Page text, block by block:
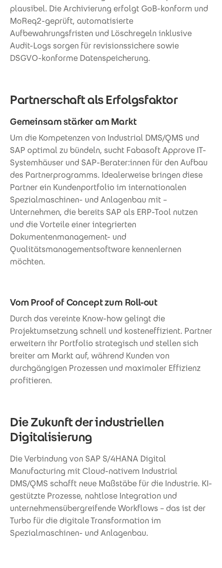
plausibel. Die Archivierung erfolgt GoB-konform und
MoReq2-geprüft, automatisierte
Aufbewahrungsfristen und Löschregeln inklusive
Audit-Logs sorgen für revisionssichere sowie
DSGVO-konforme Datenspeicherung.
Partnerschaft als Erfolgsfaktor
Gemeinsam stärker am Markt
Um die Kompetenzen von Industrial DMS/QMS und
SAP optimal zu bündeln, sucht Fabasoft Approve IT-
Systemhäuser und SAP-Berater:innen für den Aufbau
des Partnerprogramms. Idealerweise bringen diese
Partner ein Kundenportfolio im internationalen
Spezialmaschinen- und Anlagenbau mit –
Unternehmen, die bereits SAP als ERP-Tool nutzen
und die Vorteile einer integrierten
Dokumentenmanagement- und
Qualitätsmanagementsoftware kennenlernen
möchten.
Vom Proof of Concept zum Roll-out
Durch das vereinte Know-how gelingt die
Projektumsetzung schnell und kosteneffizient. Partner
erweitern ihr Portfolio strategisch und stellen sich
breiter am Markt auf, während Kunden von
durchgängigen Prozessen und maximaler Effizienz
profitieren.
Die Zukunft der industriellen
Digitalisierung
Die Verbindung von SAP S/4HANA Digital
Manufacturing mit Cloud-nativem Industrial
DMS/QMS schafft neue Maßstäbe für die Industrie. KI-
gestützte Prozesse, nahtlose Integration und
unternehmensübergreifende Workflows – das ist der
Turbo für die digitale Transformation im
Spezialmaschinen- und Anlagenbau.